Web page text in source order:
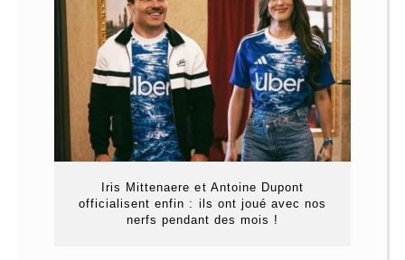
Iris Mittenaere et Antoine Dupont
officialisent enfin : ils ont joué avec nos
nerfs pendant des mois !